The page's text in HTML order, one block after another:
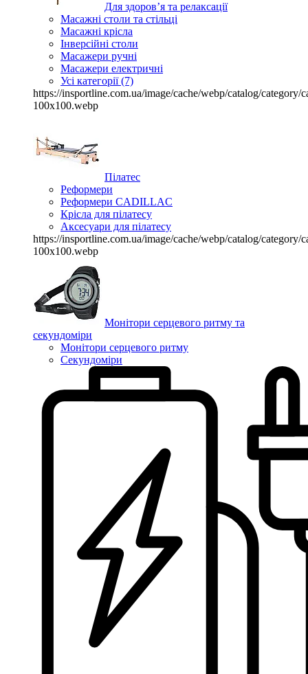
Для здоров’я та релаксації
Масажні столи та стільці
Масажні крісла
Інверсійні столи
Масажери ручні
Масажери електричні
Усі категорії (7)
https://insportline.com.ua/image/cache/webp/catalog/category/
100x100.webp
Пілатес
Реформери
Реформери CADILLAC
Крісла для пілатесу
Аксесуари для пілатесу
https://insportline.com.ua/image/cache/webp/catalog/category/
100x100.webp
Монітори серцевого ритму та
секундоміри
Монітори серцевого ритму
Секундоміри